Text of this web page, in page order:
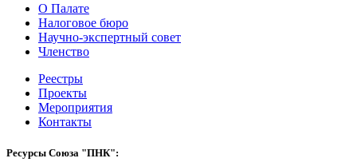
О Палате
Налоговое бюро
Научно-экспертный совет
Членство
Реестры
Проекты
Мероприятия
Контакты
Ресурсы Союза "ПНК":